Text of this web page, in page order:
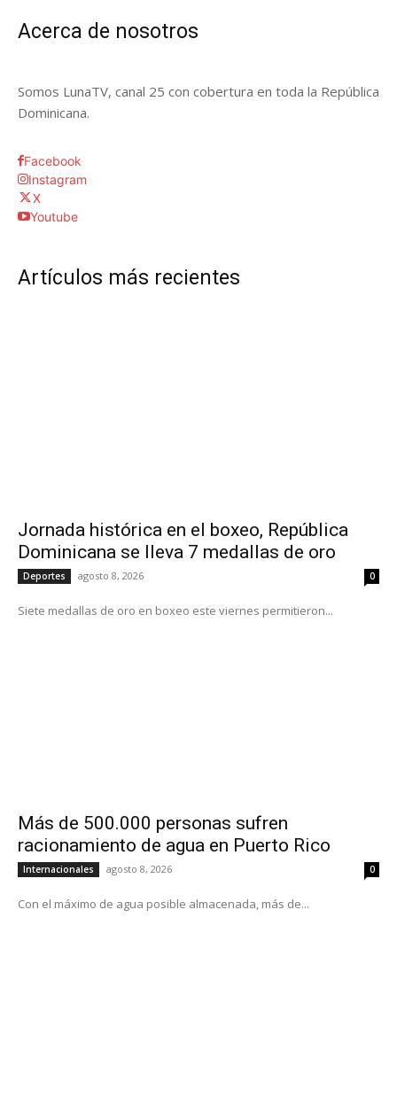
Acerca de nosotros
Somos LunaTV, canal 25 con cobertura en toda la República
Dominicana.
Facebook
Instagram
X
Youtube
Artículos más recientes
Jornada histórica en el boxeo, República
Dominicana se lleva 7 medallas de oro
Deportes agosto 8, 2026 0
Siete medallas de oro en boxeo este viernes permitieron...
Más de 500.000 personas sufren
racionamiento de agua en Puerto Rico
Internacionales agosto 8, 2026 0
Con el máximo de agua posible almacenada, más de...